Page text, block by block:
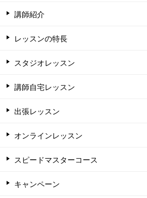
講師紹介
レッスンの特長
スタジオレッスン
講師自宅レッスン
出張レッスン
オンラインレッスン
スピードマスターコース
キャンペーン